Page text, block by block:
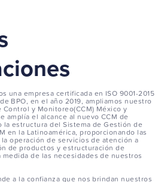
una empresa certificada en ISO 9001-2015
BPO, en el año 2019, ampliamos nuestro
y Monitoreo(CCM) México y
amplía el alcance al nuevo CCM de
estructura del Sistema de Gestión de
en la Latinoamérica, proporcionando las
operación de servicios de atención a
de productos y estructuración de
de las necesidades de nuestros
a la confianza que nos brindan nuestros